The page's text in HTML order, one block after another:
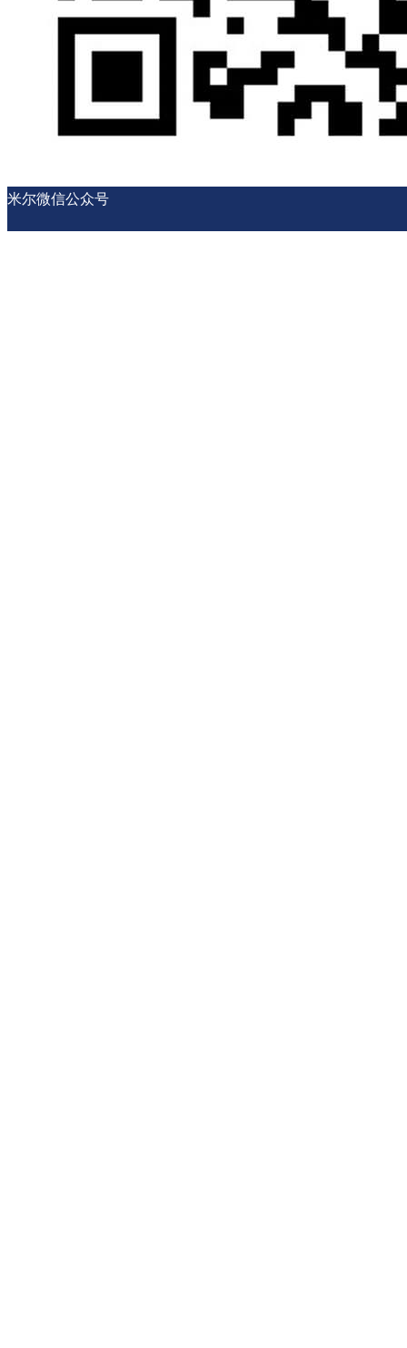
米尔微信公众号